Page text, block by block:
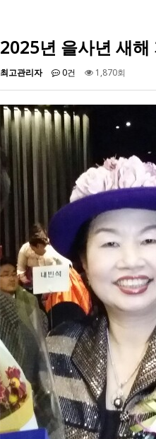
2025년 을사년 새
최고관리자 0건 1,870회